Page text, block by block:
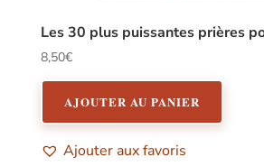
Les 30 plus puissantes prières
8,50€
AJOUTER AU PANIER
Ajouter aux favoris